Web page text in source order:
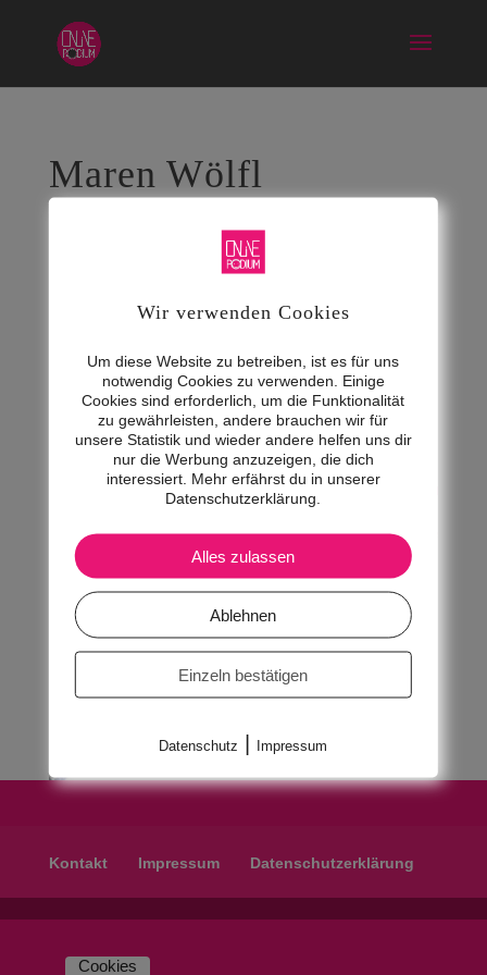
Maren Wölfl
EspressoTalk
Kontakt Impressum Datenschutzerklärung
Cookies
Wir verwenden Cookies
Um diese Website zu betreiben, ist es für uns
notwendig Cookies zu verwenden. Einige
Cookies sind erforderlich, um die Funktionalität
zu gewährleisten, andere brauchen wir für
unsere Statistik und wieder andere helfen uns dir
nur die Werbung anzuzeigen, die dich
interessiert. Mehr erfährst du in unserer
Datenschutzerklärung.
Alles zulassen
Ablehnen
Einzeln bestätigen
Datenschutz | Impressum